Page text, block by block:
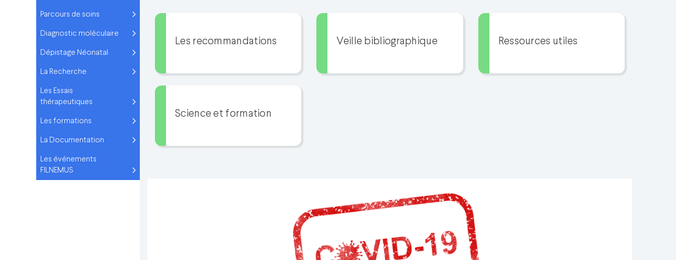
Parcours de soins
Diagnostic moléculaire
Dépistage Néonatal
La Recherche
Les Essais
thérapeutiques
Les formations
La Documentation
Les événements
FILNEMUS
Les recommandations Veille bibliographique Ressources utiles
Science et formation